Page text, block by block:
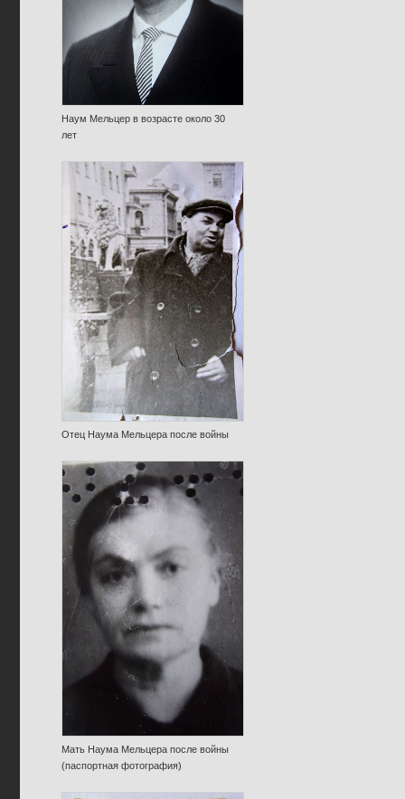
Наум Мельцер в возрасте около 30
лет
Отец Наума Мельцера после войны
Мать Наума Мельцера после войны
(паспортная фотография)